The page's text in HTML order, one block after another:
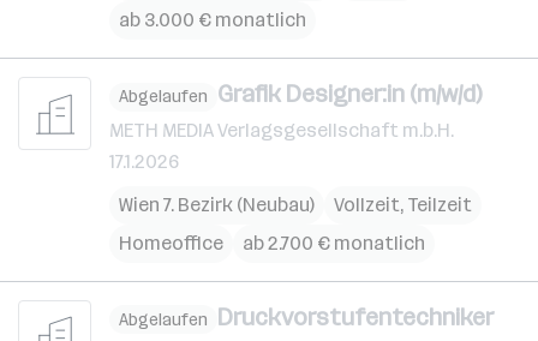
ab 3.000 € monatlich
Abgelaufen Grafik Designer:in (m/w/d)
METH MEDIA Verlagsgesellschaft m.b.H.
17.1.2026
Wien 7. Bezirk (Neubau)
Vollzeit, Teilzeit
Homeoffice
ab 2.700 € monatlich
Abgelaufen Druckvorstufentechniker